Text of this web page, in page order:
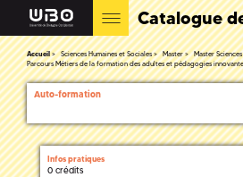
Catalogue
Accueil Sciences Humaines et Sociales Master
Master
Parcours Métiers de la formation des adultes et pédagogies
Auto-formation
Infos pratiques
0 crédits